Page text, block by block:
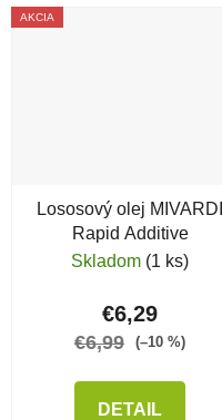
AKCIA
Lososový olej MIVARDI
Rapid Additive
Skladom (1 ks)
€6,29
€6,99 (–10 %)
DETAIL